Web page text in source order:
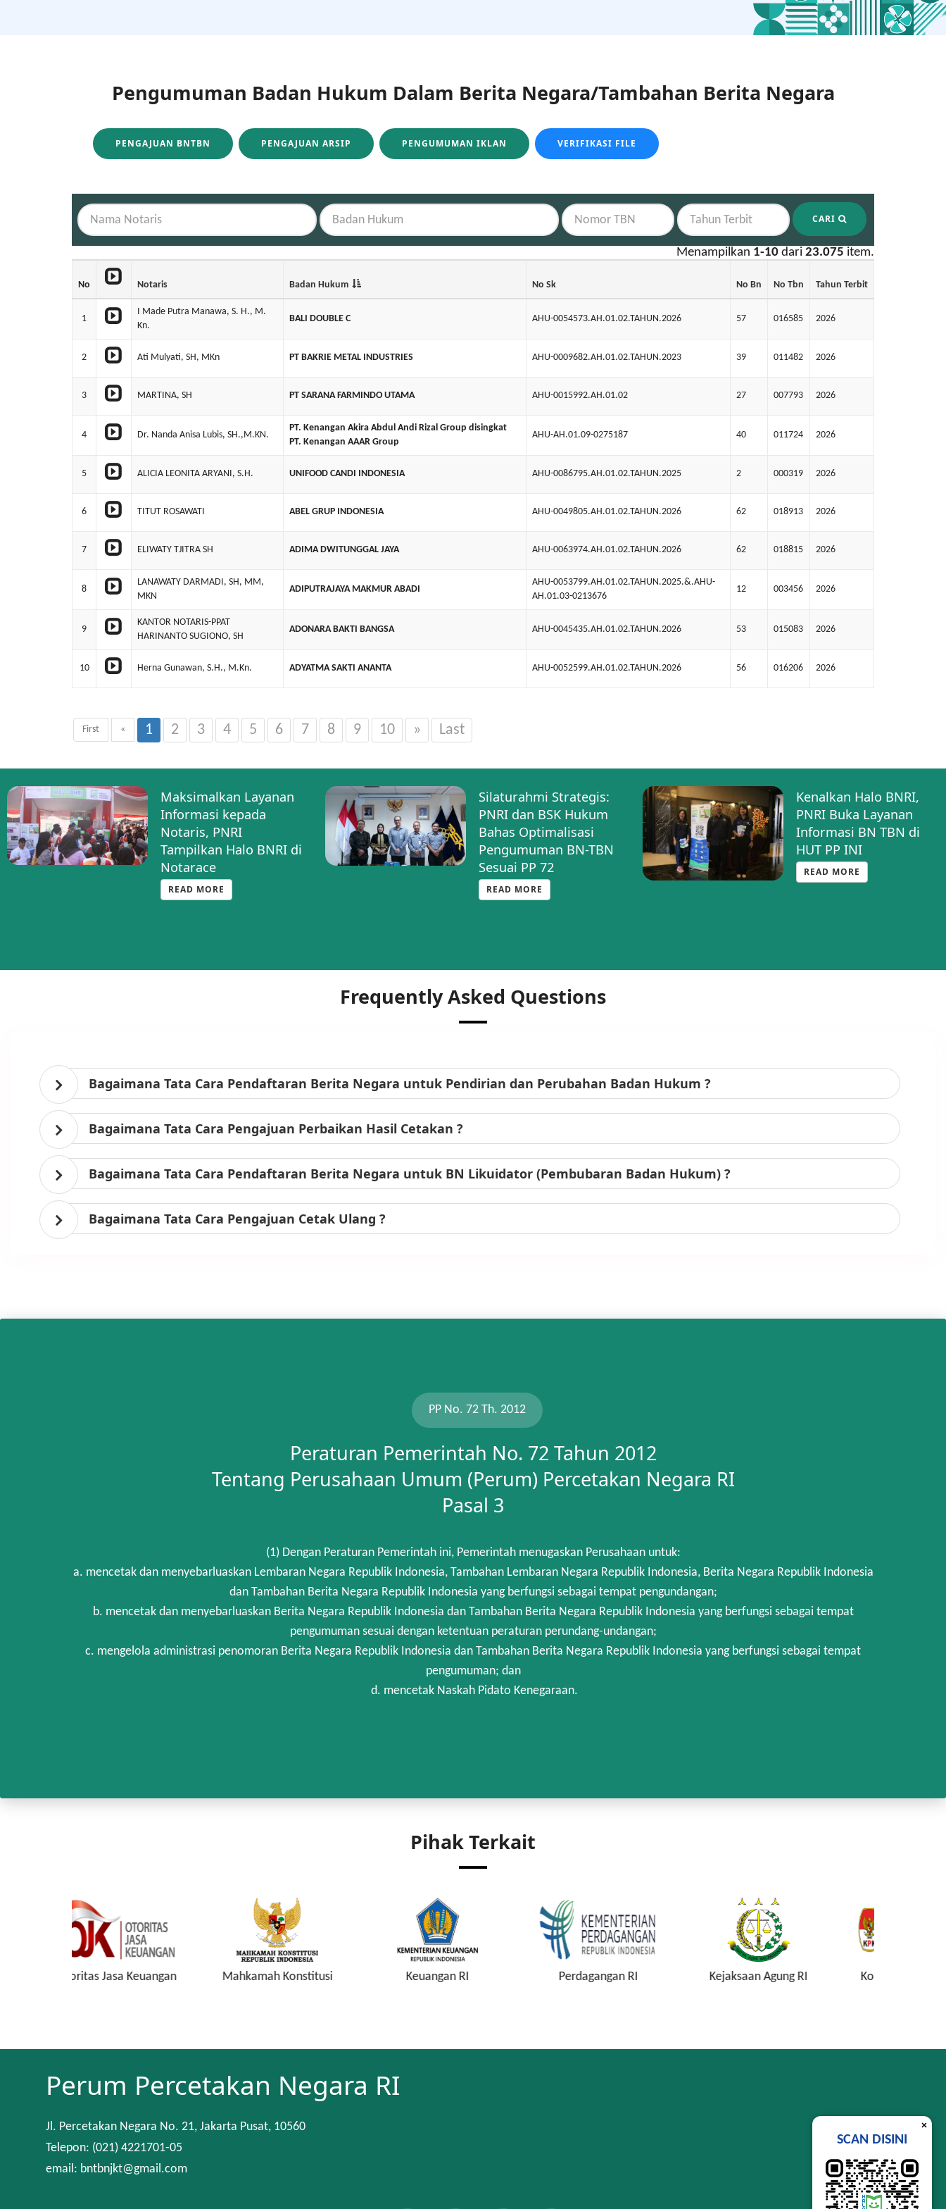
Pengumuman Badan Hukum Dalam Berita Negara/Tambahan Berita Negara
PENGAJUAN BNTBN PENGAJUAN ARSIP PENGUMUMAN IKLAN VERIFIKASI FILE
CARI
Menampilkan 1-10 dari 23.075 item.
No Notaris Badan Hukum No Sk No Bn No Tbn Tahun Terbit
1
I Made Putra Manawa, S. H., M.
Kn.
BALI DOUBLE C AHU-0054573.AH.01.02.TAHUN.2026 57 016585 2026
2 Ati Mulyati, SH, MKn PT BAKRIE METAL INDUSTRIES AHU-0009682.AH.01.02.TAHUN.2023 39 011482 2026
3 MARTINA, SH PT SARANA FARMINDO UTAMA AHU-0015992.AH.01.02 27 007793 2026
4 Dr. Nanda Anisa Lubis, SH.,M.KN.
PT. Kenangan Akira Abdul Andi Rizal Group disingkat
PT. Kenangan AAAR Group
AHU-AH.01.09-0275187 40 011724 2026
5 ALICIA LEONITA ARYANI, S.H. UNIFOOD CANDI INDONESIA AHU-0086795.AH.01.02.TAHUN.2025 2 000319 2026
6 TITUT ROSAWATI ABEL GRUP INDONESIA AHU-0049805.AH.01.02.TAHUN.2026 62 018913 2026
7 ELIWATY TJITRA SH ADIMA DWITUNGGAL JAYA AHU-0063974.AH.01.02.TAHUN.2026 62 018815 2026
8
LANAWATY DARMADI, SH, MM,
MKN
ADIPUTRAJAYA MAKMUR ABADI
AHU-0053799.AH.01.02.TAHUN.2025.&.AHU-
AH.01.03-0213676
12 003456 2026
9
KANTOR NOTARIS-PPAT
HARINANTO SUGIONO, SH
ADONARA BAKTI BANGSA AHU-0045435.AH.01.02.TAHUN.2026 53 015083 2026
10 Herna Gunawan, S.H., M.Kn. ADYATMA SAKTI ANANTA AHU-0052599.AH.01.02.TAHUN.2026 56 016206 2026
First « 1 2 3 4 5 6 7 8 9 10 » Last
Maksimalkan Layanan
Informasi kepada
Notaris, PNRI
Tampilkan Halo BNRI di
Notarace
READ MORE
Silaturahmi Strategis:
PNRI dan BSK Hukum
Bahas Optimalisasi
Pengumuman BN-TBN
Sesuai PP 72
READ MORE
Kenalkan Halo BNRI,
PNRI Buka Layanan
Informasi BN TBN di
HUT PP INI
READ MORE
Frequently Asked Questions
Bagaimana Tata Cara Pendaftaran Berita Negara untuk Pendirian dan Perubahan Badan Hukum ?
Bagaimana Tata Cara Pengajuan Perbaikan Hasil Cetakan ?
Bagaimana Tata Cara Pendaftaran Berita Negara untuk BN Likuidator (Pembubaran Badan Hukum) ?
Bagaimana Tata Cara Pengajuan Cetak Ulang ?
PP No. 72 Th. 2012
Peraturan Pemerintah No. 72 Tahun 2012
Tentang Perusahaan Umum (Perum) Percetakan Negara RI
Pasal 3
(1) Dengan Peraturan Pemerintah ini, Pemerintah menugaskan Perusahaan untuk:
a. mencetak dan menyebarluaskan Lembaran Negara Republik Indonesia, Tambahan Lembaran Negara Republik Indonesia, Berita Negara Republik Indonesia
dan Tambahan Berita Negara Republik Indonesia yang berfungsi sebagai tempat pengundangan;
b. mencetak dan menyebarluaskan Berita Negara Republik Indonesia dan Tambahan Berita Negara Republik Indonesia yang berfungsi sebagai tempat
pengumuman sesuai dengan ketentuan peraturan perundang-undangan;
c. mengelola administrasi penomoran Berita Negara Republik Indonesia dan Tambahan Berita Negara Republik Indonesia yang berfungsi sebagai tempat
pengumuman; dan
d. mencetak Naskah Pidato Kenegaraan.
Pihak Terkait
Mahkamah Konstitusi Keuangan RI Perdagangan RI Kejaksaan Agung RI
Komisi Pemberantasan
Perum Percetakan Negara RI
Jl. Percetakan Negara No. 21, Jakarta Pusat, 10560
Telepon: (021) 4221701-05
email: bntbnjkt@gmail.com
×
SCAN DISINI